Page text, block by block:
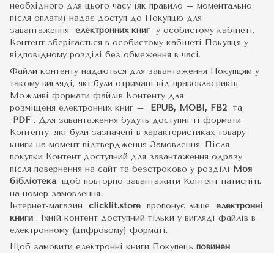
необхідного для цього часу (як правило – моментально
після оплати) надає доступ до Покупцю для
завантаження електронних книг у особистому кабінеті.
Контент зберігається в особистому кабінеті Покупця у
відповідному розділі без обмеження в часі.
Файли контенту надаються для завантаження Покупцям у
такому вигляді, які були отримані від правовласників.
Можливі формати файлів Контенту для
розміщеня електронних книг –
EPUB, MOBI, FB2 та
PDF . Для завантаження будуть доступні ті формати
Контенту, які були зазначені в характеристиках товару
книги на момент підтвердження Замовлення. Після
покупки Контент доступний для завантаження одразу
після повернення на сайт та безстроково у розділі Моя
бібліотека, щоб повторно завантажити Контент натисніть
на номер замовлення.
Інтернет-магазин clicklit.store пропонує лише електронні
книги . Їхній контент доступний тільки у вигляді файлів в
електронному (цифровому) форматі.
Щоб замовити електронні книги Покупець повинен